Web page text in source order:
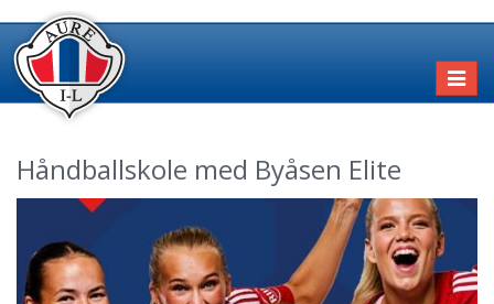
Håndballskole med Byåsen Elite